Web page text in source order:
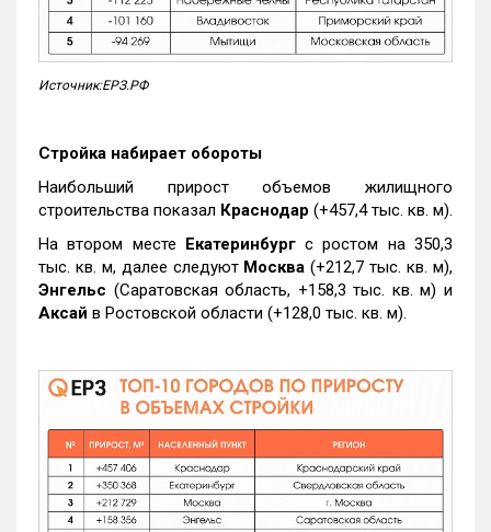
Источник:ЕРЗ.РФ
Стройка набирает обороты
Наибольший прирост объемов жилищного
строительства показал Краснодар (+457,4 тыс. кв. м).
На втором месте Екатеринбургс ростом на 350,3
тыс. кв. м, далее следуют Москва (+212,7 тыс. кв. м),
Энгельс (Саратовская область, +158,3 тыс. кв. м) и
Аксай в Ростовской области (+128,0 тыс. кв. м).